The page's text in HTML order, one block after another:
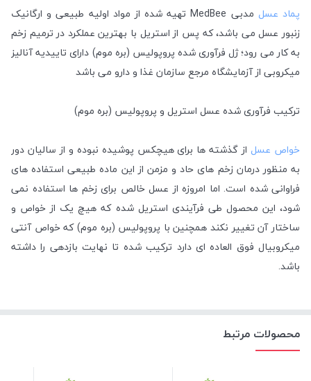
پماد عسل
مدبی MedBee تهیه شده از مواد اولیه طبیعی و ارگانیک
زنبور عسل می باشد، که پس از استریل با بهترین عملکرد در ترمیم زخم
به کار می رود؛ ژل فرآوری شده پروپولیس (بره موم) دارای تاییدیه آنالیز
میکروبی از آزمایشگاه مرجع سازمان غذا و دارو می باشد
ترکیب فرآوری شده عسل استریل و پروپولیس (بره موم)
خواص عسل از گذشته ها برای هیچکس پوشیده نبوده و از سالیان دور
به منظور درمان زخم های حاد و مزمن از این ماده طبیعی استفاده های
فراوانی شده است. اما امروزه از عسل خالص برای زخم ها استفاده نمی
شود، این محصول طی فرآیندی استریل شده که هیچ یک از خواص و
ساختار آن تغییر نکند همچنین با پروپولیس (بره موم) که خواص آنتی
میکروبیال فوق العاده ای دارد ترکیب شده تا نهایت بازدهی را داشته
باشد.
محصولات مرتبط